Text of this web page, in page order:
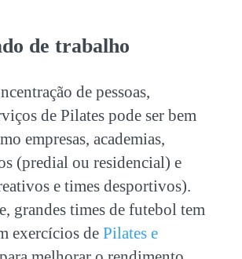
de trabalho
de pessoas,
de Pilates pode ser bem
empresas, academias,
(predial ou residencial) e
e times desportivos).
grandes times de futebol tem
exercícios de Pilates e